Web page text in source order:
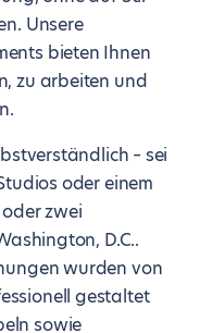
Unsere
bieten Ihnen
zu arbeiten und
– sei
oder einem
zwei
D.C..
wurden von
gestaltet
sowie